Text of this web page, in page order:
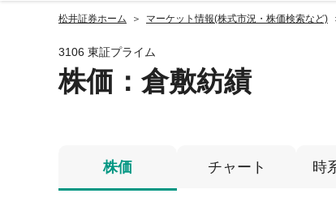
松井証券ホーム マーケット情報(株式市況・株価検索など)
3106 東証プライム
株価 ：倉敷紡績
株価 チャート 時